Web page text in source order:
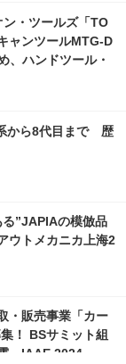
・ツールズ「TO
ャンツールMTG-D
、ハンドツール・
から8代目まで 歴
”JAPIAの模倣品
ウトメカニカ上海2
・販売事業「カー
！ BSサミット組
…IAAE 2024